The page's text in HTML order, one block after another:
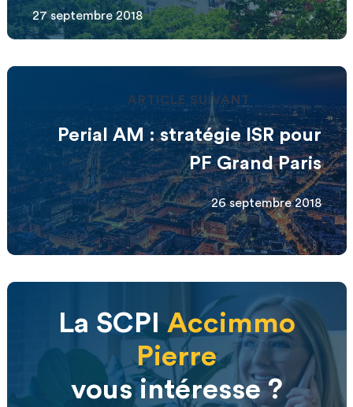
27 septembre 2018
ARTICLE SUIVANT
Perial AM : stratégie ISR pour
PF Grand Paris
26 septembre 2018
La SCPI Accimmo
Pierre
vous intéresse ?